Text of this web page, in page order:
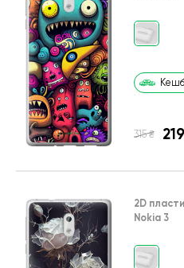
315 ₴ 219
2D
Nokia 3